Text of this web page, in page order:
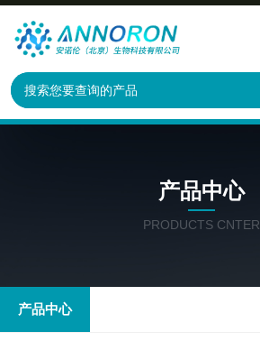
产品中心
PRODUCTS CNTER
产品中心